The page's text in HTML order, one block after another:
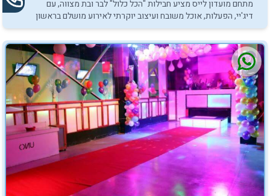
מתחם מועדון לייס מציע חבילות "הכל כלול" לבר ובת מצווה, עם
דיג'יי, הפעלות, אוכל משובח ועיצוב יוקרתי לאירוע מושלם בראשון
לציון.